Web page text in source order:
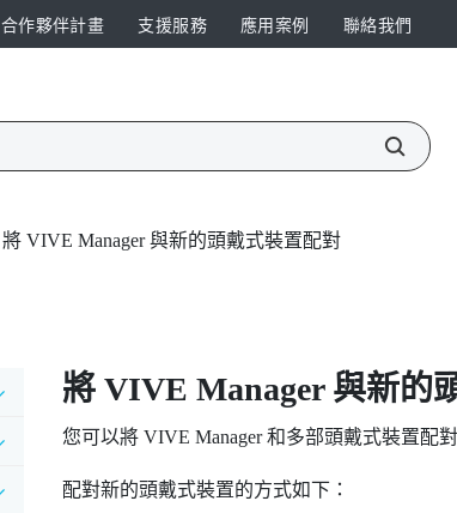
合作夥伴計畫 支援服務 應用案例 聯絡我們
將 VIVE Manager 與新的頭戴式裝置配對
將 VIVE Manager與新的
您可以將 VIVE Manager和多部頭戴式裝置配
配對新的頭戴式裝置的方式如下：